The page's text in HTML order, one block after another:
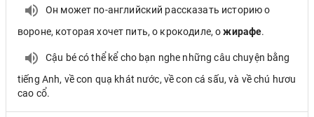
Он может по-английский рассказать историю о
вороне, которая хочет пить, о крокодиле, ожирафе.
Cậu bé có thể kể cho bạn nghe những câu chuyện bằng
tiếng Anh, về con quạ khát nước, về con cá sấu, và về chú hươu
cao cổ.